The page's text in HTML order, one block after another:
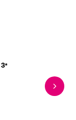
3*